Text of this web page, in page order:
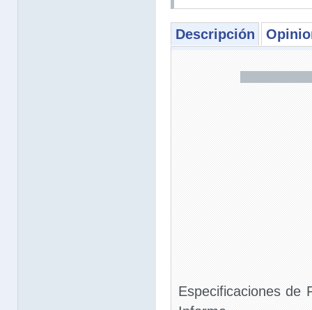
Descripción
Especificaciones de